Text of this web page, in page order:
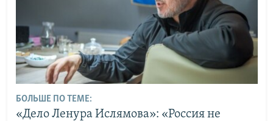
БОЛЬШЕ ПО ТЕМЕ:
«Дело Ленура Ислямова»: «Россия не